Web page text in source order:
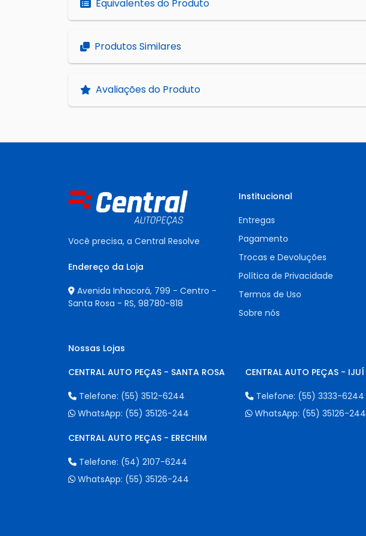
Equivalentes do Produto
Produtos Similares
Avaliações do Produto
Você precisa, a Central Resolve
Endereço da Loja
Avenida Inhacorá, 799 - Centro -
Santa Rosa - RS, 98780-818
Institucional
Entregas
Pagamento
Trocas e Devoluções
Política de Privacidade
Termos de Uso
Sobre nós
Nossas Lojas
CENTRAL AUTO PEÇAS - SANTA ROSA
Telefone: (55) 3512-6244
WhatsApp: (55) 35126-244
CENTRAL AUTO PEÇAS - IJUÍ
Telefone: (55) 3333-6244
WhatsApp: (55) 35126-244
CENTRAL AUTO PEÇAS - ERECHIM
Telefone: (54) 2107-6244
WhatsApp: (55) 35126-244